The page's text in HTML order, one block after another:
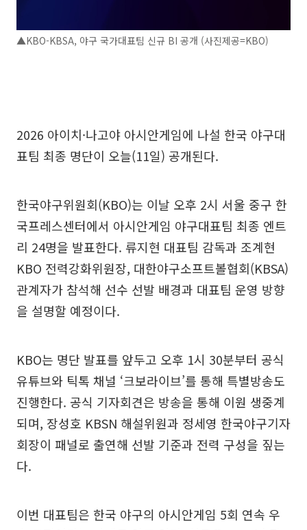
▲KBO-KBSA, 야구 국가대표팀 신규 BI 공개 (사진제공=KBO)
2026 아이치·나고야 아시안게임에 나설 한국 야구대
표팀 최종 명단이 오늘(11일) 공개된다.
한국야구위원회(KBO)는 이날 오후 2시 서울 중구 한
국프레스센터에서 아시안게임 야구대표팀 최종 엔트
리 24명을 발표한다. 류지현 대표팀 감독과 조계현
KBO 전력강화위원장, 대한야구소프트볼협회(KBSA)
관계자가 참석해 선수 선발 배경과 대표팀 운영 방향
을 설명할 예정이다.
KBO는 명단 발표를 앞두고 오후 1시 30분부터 공식
유튜브와 틱톡 채널 ‘크보라이브’를 통해 특별방송도
진행한다. 공식 기자회견은 방송을 통해 이원 생중계
되며, 장성호 KBSN 해설위원과 정세영 한국야구기자
회장이 패널로 출연해 선발 기준과 전력 구성을 짚는
다.
이번 대표팀은 한국 야구의 아시안게임 5회 연속 우